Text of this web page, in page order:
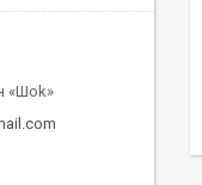
«Шоk»